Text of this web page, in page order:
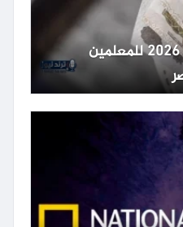
موعد صرف مرتبات أبريل 2026 للمعلمين